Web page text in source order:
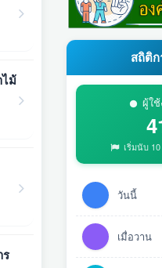
ม้
สถิติก
ผู้ใ
เริ่มนับ
วันนี้
เมื่อวาน